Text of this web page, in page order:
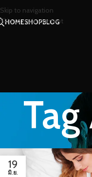
Skip to navigation
Skip to main content
HOMESHOPBLOG
19
มิ.ย.